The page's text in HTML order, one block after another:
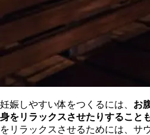
妊娠しやすい体をつくるには、 お
身をリラックスさせたりすること
をリラックスさせるためには、サ